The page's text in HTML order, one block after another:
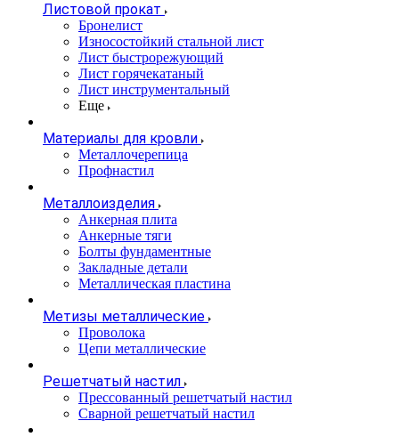
Листовой прокат
Бронелист
Износостойкий стальной лист
Лист быстрорежующий
Лист горячекатаный
Лист инструментальный
Еще
Материалы для кровли
Металлочерепица
Профнастил
Металлоизделия
Анкерная плита
Анкерные тяги
Болты фундаментные
Закладные детали
Металлическая пластина
Метизы металлические
Проволока
Цепи металлические
Решетчатый настил
Прессованный решетчатый настил
Сварной решетчатый настил